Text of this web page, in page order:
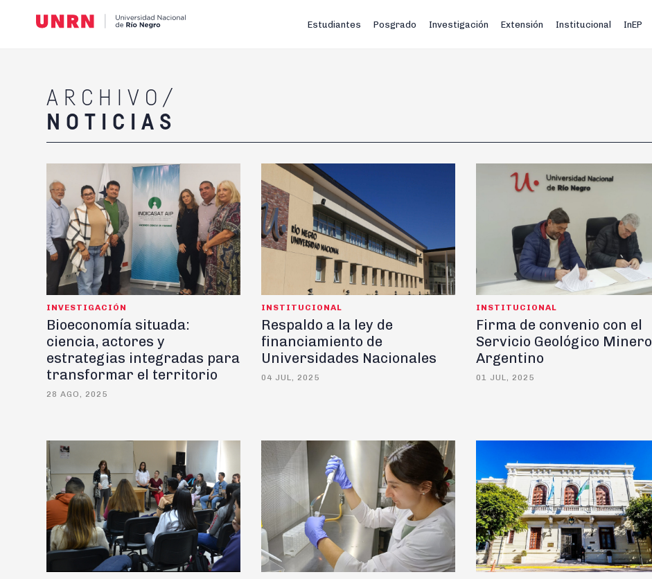
Estudiantes Posgrado Investigación Extensión Institucional InEP
ARCHIVO/
NOTICIAS
INVESTIGACIÓN
Bioeconomía situada:
ciencia, actores y
estrategias integradas para
transformar el territorio
28 AGO, 2025
INSTITUCIONAL
Respaldo a la ley de
financiamiento de
Universidades Nacionales
04 JUL, 2025
INSTITUCIONAL
Firma de convenio con el
Servicio Geológico Minero
Argentino
01 JUL, 2025